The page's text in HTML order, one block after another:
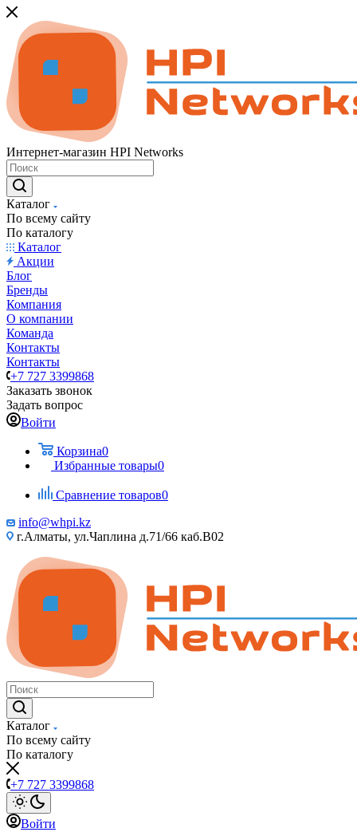
Интернет-магазин HPI Networks
Каталог
По всему сайту
По каталогу
Каталог
Акции
Блог
Бренды
Компания
О компании
Команда
Контакты
Контакты
+7 727 3399868
Заказать звонок
Задать вопрос
Войти
Корзина0
Избранные товары0
Сравнение товаров0
info@whpi.kz
г.Алматы, ул.Чаплина д.71/66 каб.B02
Каталог
По всему сайту
По каталогу
+7 727 3399868
Войти